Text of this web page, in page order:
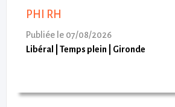
PHI RH
Publiée le 07/08/2026
Libéral
Temps plein Gironde